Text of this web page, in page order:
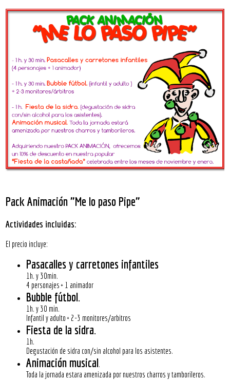
Pack Animación "Me lo paso Pipe"
Actividades incluidas:
El precio incluye:
Pasacalles y carretones infantiles
1h. y 30min.
4 personajes + 1 animador
Bubble fútbol.
1h. y 30 min.
Infantil y adulto + 2-3 monitores/arbitros
Fiesta de la sidra.
1h.
Degustación de sidra con/sin alcohol para los asistentes.
Animación musical.
Toda la jornada estara amenizada por nuestros charros y tamborileros.